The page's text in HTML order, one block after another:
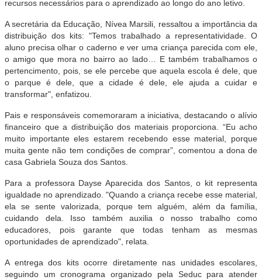
recursos necessários para o aprendizado ao longo do ano letivo.
A secretária da Educação, Nívea Marsili, ressaltou a importância da
distribuição dos kits: "Temos trabalhado a representatividade. O
aluno precisa olhar o caderno e ver uma criança parecida com ele,
o amigo que mora no bairro ao lado… E também trabalhamos o
pertencimento, pois, se ele percebe que aquela escola é dele, que
o parque é dele, que a cidade é dele, ele ajuda a cuidar e
transformar", enfatizou.
Pais e responsáveis comemoraram a iniciativa, destacando o alívio
financeiro que a distribuição dos materiais proporciona. “Eu acho
muito importante eles estarem recebendo esse material, porque
muita gente não tem condições de comprar”, comentou a dona de
casa Gabriela Souza dos Santos.
Para a professora Dayse Aparecida dos Santos, o kit representa
igualdade no aprendizado. "Quando a criança recebe esse material,
ela se sente valorizada, porque tem alguém, além da família,
cuidando dela. Isso também auxilia o nosso trabalho como
educadores, pois garante que todas tenham as mesmas
oportunidades de aprendizado", relata.
A entrega dos kits ocorre diretamente nas unidades escolares,
seguindo um cronograma organizado pela Seduc para atender